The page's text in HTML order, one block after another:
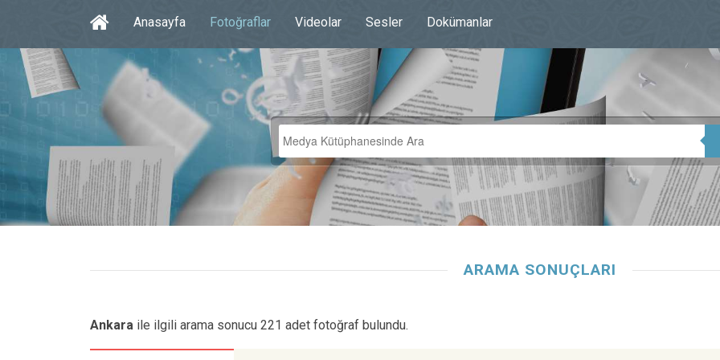
Anasayfa Fotoğraflar Videolar Sesler Dokümanlar
ARAMA SONUÇLARI
Ankara ile ilgili arama sonucu 221 adet fotoğraf bulundu.